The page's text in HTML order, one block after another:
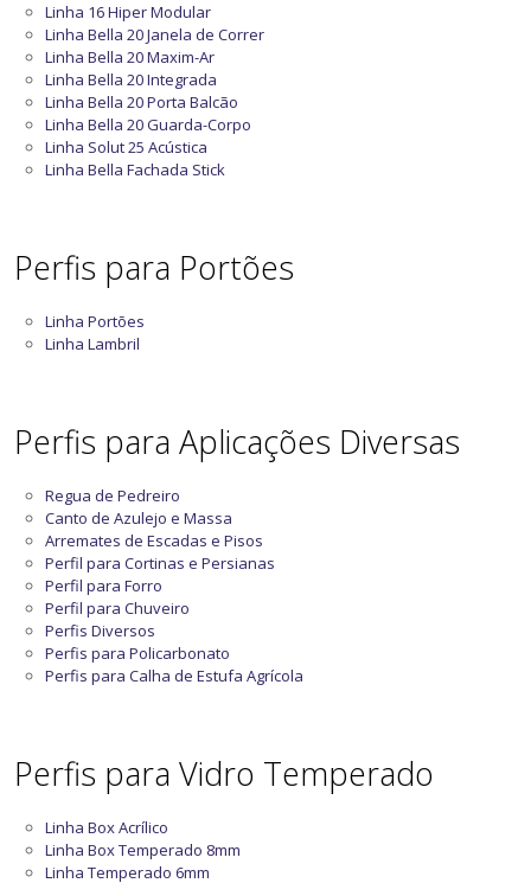
Linha 16 Hiper Modular
Linha Bella 20 Janela de Correr
Linha Bella 20 Maxim-Ar
Linha Bella 20 Integrada
Linha Bella 20 Porta Balcão
Linha Bella 20 Guarda-Corpo
Linha Solut 25 Acústica
Linha Bella Fachada Stick
Perfis para Portões
Linha Portões
Linha Lambril
Perfis para Aplicações Diversas
Regua de Pedreiro
Canto de Azulejo e Massa
Arremates de Escadas e Pisos
Perfil para Cortinas e Persianas
Perfil para Forro
Perfil para Chuveiro
Perfis Diversos
Perfis para Policarbonato
Perfis para Calha de Estufa Agrícola
Perfis para Vidro Temperado
Linha Box Acrílico
Linha Box Temperado 8mm
Linha Temperado 6mm